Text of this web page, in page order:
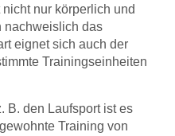
nur körperlich und
nachweislich das
eignet sich auch der
Trainingseinheiten
B. den Laufsport ist es
Training von